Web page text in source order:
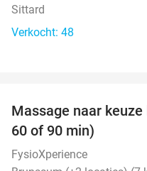
Sittard
Verkocht: 48
Massage naar
60 of 90 min)
FysioXperience